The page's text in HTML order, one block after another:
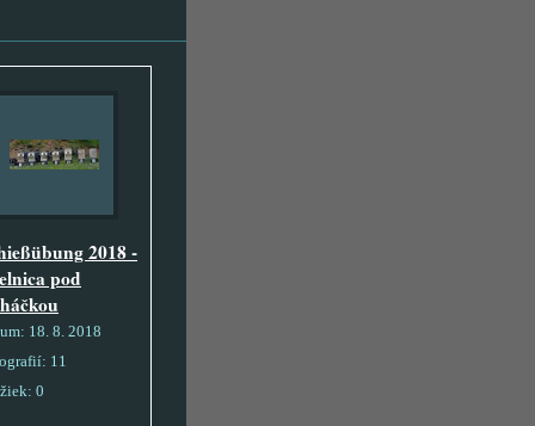
2018 -
pod
18. 8. 2018
11
0